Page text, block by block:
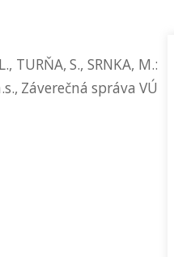
TURŇA, S., SRNKA, M.:
Záverečná správa VÚ